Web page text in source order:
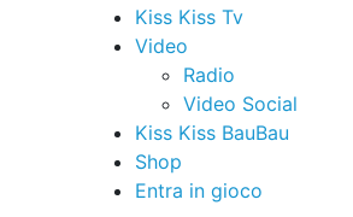
Kiss Kiss Tv
Video
Radio
Video Social
Kiss Kiss BauBau
Shop
Entra in gioco